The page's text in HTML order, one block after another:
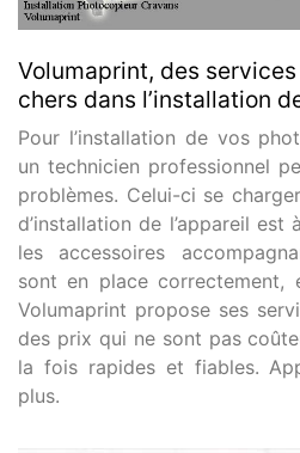
Volumaprint, des services
chers dans l’installation
Pour l’installation de vos
un technicien professionnel
problèmes. Celui-ci se
d’installation de l’appareil
les accessoires
sont en place correctement,
Volumaprint propose ses
des prix qui ne sont pas
la fois rapides et fiables.
plus.